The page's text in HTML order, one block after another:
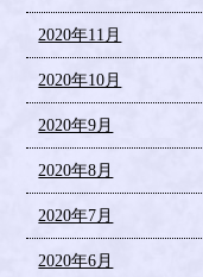
2020年11月
2020年10月
2020年9月
2020年8月
2020年7月
2020年6月